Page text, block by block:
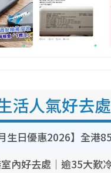
活人氣好去處